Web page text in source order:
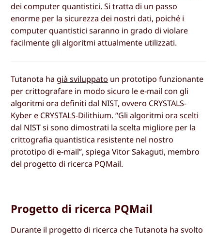
dei computer quantistici. Si tratta di un passo
enorme per la sicurezza dei nostri dati, poiché i
computer quantistici saranno in grado di violare
facilmente gli algoritmi attualmente utilizzati.
Tutanota ha già sviluppato un prototipo funzionante
per crittografare in modo sicuro le e-mail con gli
algoritmi ora definiti dal NIST, ovvero CRYSTALS-
Kyber e CRYSTALS-Dilithium. “Gli algoritmi ora scelti
dal NIST si sono dimostrati la scelta migliore per la
crittografia quantistica resistente nel nostro
prototipo di e-mail”, spiega Vitor Sakaguti, membro
del progetto di ricerca PQMail.
Progetto di ricerca PQMail
Durante il progetto di ricerca che Tutanota ha svolto